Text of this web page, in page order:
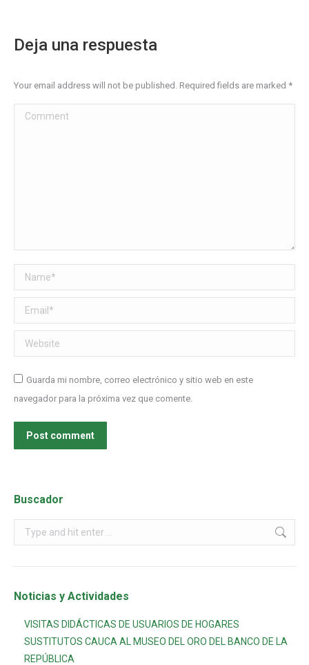
Deja una respuesta
Your email address will not be published. Required fields are marked *
Comment
Name *
Email *
Website
Guarda mi nombre, correo electrónico y sitio web en este
navegador para la próxima vez que comente.
Post comment
Buscador
Noticias y Actividades
VISITAS DIDÁCTICAS DE USUARIOS DE HOGARES
SUSTITUTOS CAUCA AL MUSEO DEL ORO DEL BANCO DE LA
REPÚBLICA